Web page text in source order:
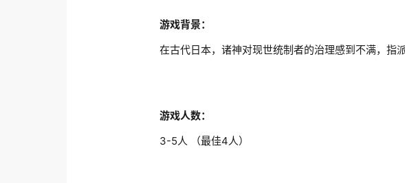
游戏背景：
在古代日本，诸神对现世统制者的治理感到不满，指
游戏人数：
3-5人 （最佳4人）